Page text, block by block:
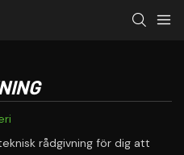
rådgivning för dig att